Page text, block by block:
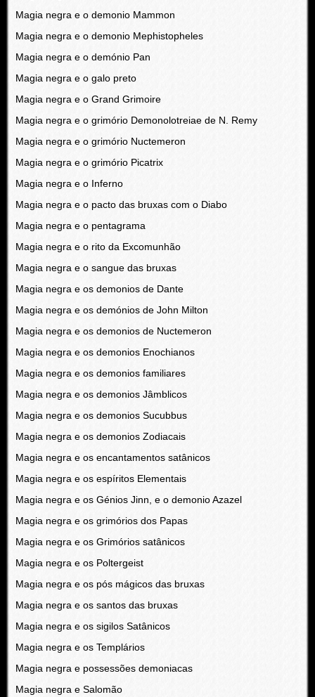
Magia negra e o demonio Mammon
Magia negra e o demonio Mephistopheles
Magia negra e o demónio Pan
Magia negra e o galo preto
Magia negra e o Grand Grimoire
Magia negra e o grimório Demonolotreiae de N. Remy
Magia negra e o grimório Nuctemeron
Magia negra e o grimório Picatrix
Magia negra e o Inferno
Magia negra e o pacto das bruxas com o Diabo
Magia negra e o pentagrama
Magia negra e o rito da Excomunhão
Magia negra e o sangue das bruxas
Magia negra e os demonios de Dante
Magia negra e os demónios de John Milton
Magia negra e os demonios de Nuctemeron
Magia negra e os demonios Enochianos
Magia negra e os demonios familiares
Magia negra e os demonios Jâmblicos
Magia negra e os demonios Sucubbus
Magia negra e os demonios Zodiacais
Magia negra e os encantamentos satânicos
Magia negra e os espíritos Elementais
Magia negra e os Génios Jinn, e o demonio Azazel
Magia negra e os grimórios dos Papas
Magia negra e os Grimórios satânicos
Magia negra e os Poltergeist
Magia negra e os pós mágicos das bruxas
Magia negra e os santos das bruxas
Magia negra e os sigilos Satânicos
Magia negra e os Templários
Magia negra e possessões demoniacas
Magia negra e Salomão